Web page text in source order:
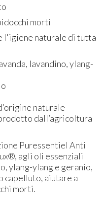
morti
l'igiene naturale di tutta
lavandino, ylang-
naturale
dall’agricoltura
Puressentiel Anti
agli oli essenziali
ylang-ylang e geranio,
capelluto, aiutare a
morti.